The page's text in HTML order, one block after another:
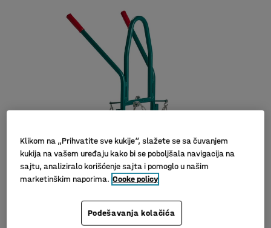
Klikom na „Prihvatite sve kukije“, slažete se sa čuvanjem
kukija na vašem uređaju kako bi se poboljšala navigacija na
sajtu, analiziralo korišćenje sajta i pomoglo u našim
marketinškim naporima. Cooke policy
Podešavanja kolačića